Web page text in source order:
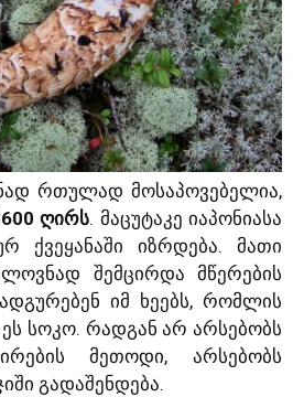
რთულად მოსაპოვებელია,
ღირს. მაცუტაკე იაპონიასა
ქვეყანაში იზრდება. მათი
შემცირდა მწერების
იმ ხეებს, რომლის
სოკო. რადგან არ არსებობს
მეთოდი, არსებობს
გადაშენდება.